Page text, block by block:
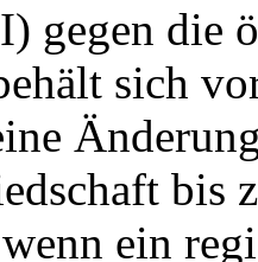
gegen die
sich
bis
ein